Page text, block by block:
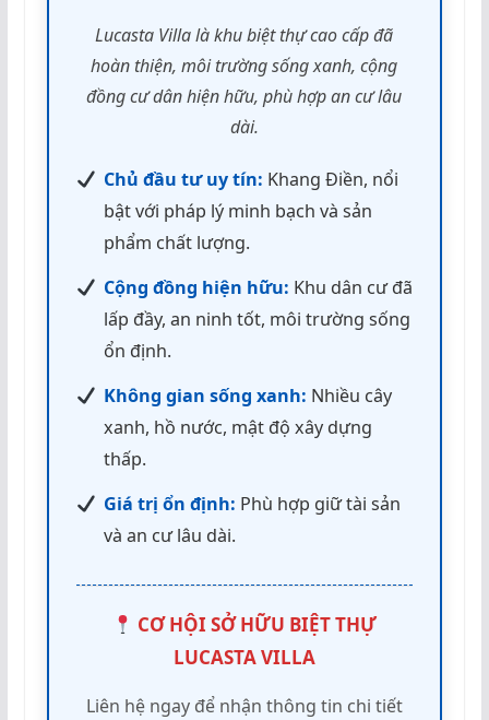
Lucasta Villa là khu biệt thự cao cấp đã
hoàn thiện, môi trường sống xanh, cộng
đồng cư dân hiện hữu, phù hợp an cư lâu
dài.
Chủ đầu tư uy tín: Khang Điền, nổi
bật với pháp lý minh bạch và sản
phẩm chất lượng.
Cộng đồng hiện hữu: Khu dân cư đã
lấp đầy, an ninh tốt, môi trường sống
ổn định.
Không gian sống xanh: Nhiều cây
xanh, hồ nước, mật độ xây dựng
thấp.
Giá trị ổn định: Phù hợp giữ tài sản
và an cư lâu dài.
CƠ HỘI SỞ HỮU BIỆT THỰ
LUCASTA VILLA
Liên hệ ngay để nhận thông tin chi tiết